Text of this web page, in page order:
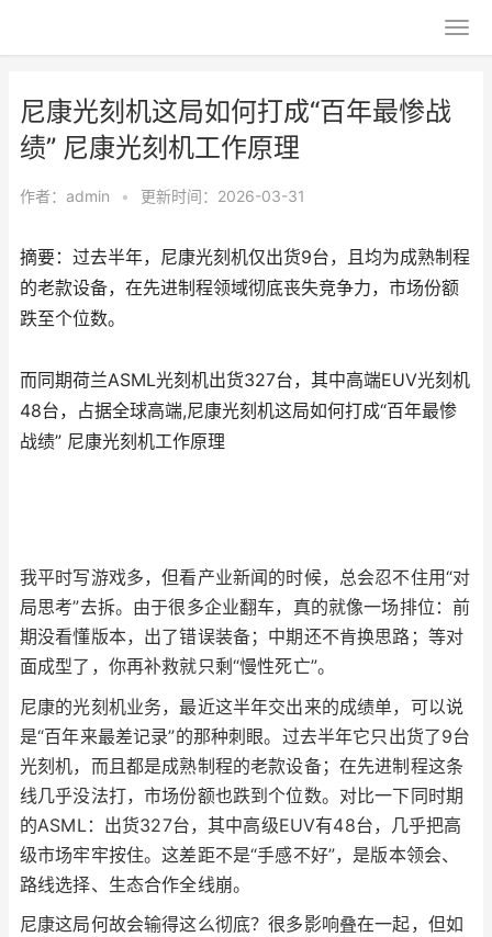
尼康光刻机这局如何打成“百年最惨战
绩” 尼康光刻机工作原理
作者： admin • 更新时间：2026-03-31
摘要：过去半年，尼康光刻机仅出货9台，且均为成熟制程
的老款设备，在先进制程领域彻底丧失竞争力，市场份额
跌至个位数。
而同期荷兰ASML光刻机出货327台，其中高端EUV光刻机
48台，占据全球高端,尼康光刻机这局如何打成“百年最惨
战绩” 尼康光刻机工作原理
我平时写游戏多，但看产业新闻的时候，总会忍不住用“对
局思考”去拆。由于很多企业翻车，真的就像一场排位：前
期没看懂版本，出了错误装备；中期还不肯换思路；等对
面成型了，你再补救就只剩“慢性死亡”。
尼康的光刻机业务，最近这半年交出来的成绩单，可以说
是“百年来最差记录”的那种刺眼。过去半年它只出货了9台
光刻机，而且都是成熟制程的老款设备；在先进制程这条
线几乎没法打，市场份额也跌到个位数。对比一下同时期
的ASML：出货327台，其中高级EUV有48台，几乎把高
级市场牢牢按住。这差距不是“手感不好”，是版本领会、
路线选择、生态合作全线崩。
尼康这局何故会输得这么彻底？很多影响叠在一起，但如